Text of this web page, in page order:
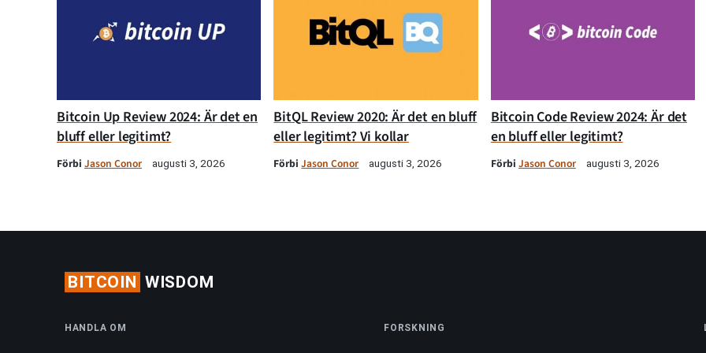
Bitcoin Up Review 2024: Är det en
bluff eller legitimt?
Förbi Jason Conor augusti 3, 2026
BitQL Review 2020: Är det en bluff
eller legitimt? Vi kollar
FörbiJason Conor augusti 3, 2026
Bitcoin Code Review 2024: Är det
en bluff eller legitimt?
Förbi Jason Conor augusti 3, 2026
BITCOIN WISDOM
HANDLA OM FORSKNING